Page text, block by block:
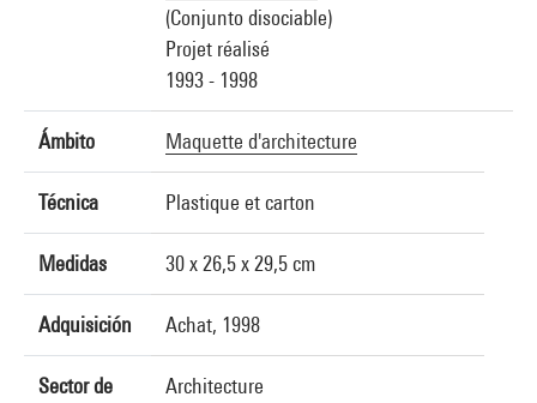
(Conjunto disociable)
Projet réalisé
1993 - 1998
Ámbito Maquette d'architecture
Técnica Plastique et carton
Medidas 30 x 26,5 x 29,5 cm
Adquisición Achat, 1998
Sector de
Architecture